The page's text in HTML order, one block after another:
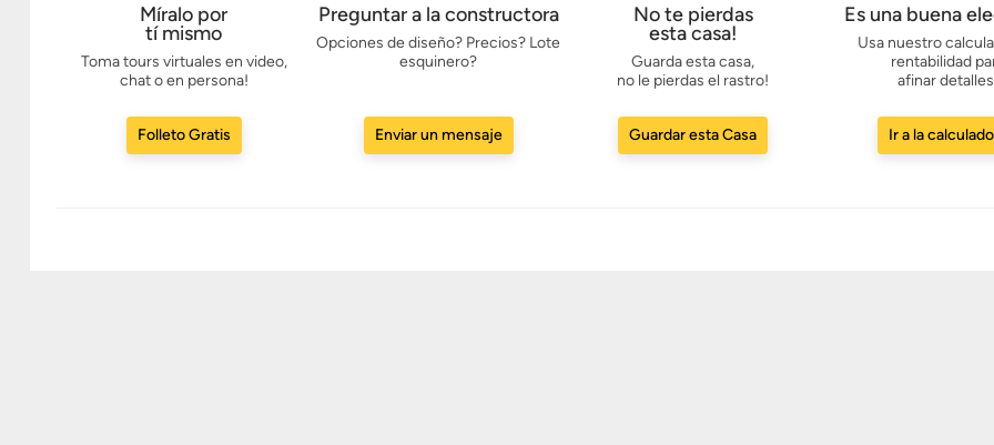
Míralo por
tí mismo
Toma tours virtuales en video,
chat o en persona!
Folleto Gratis
Preguntar a la constructora
Opciones de diseño? Precios? Lote
esquinero?
Enviar un mensaje
No te pierdas
esta casa!
Guarda esta casa,
no le pierdas el rastro!
Guardar esta Casa
Es una buena
Usa nuestro
rentabilidad
afinar
Ir a la